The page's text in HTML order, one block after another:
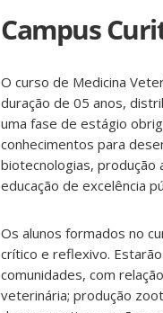
Campus
O curso de Medicina
duração de 05 anos,
uma fase de estágio
conhecimentos para
biotecnologias, produção
educação de excelência
Os alunos formados no
crítico e reflexivo.
comunidades, com
veterinária; produção